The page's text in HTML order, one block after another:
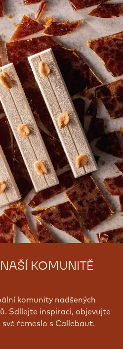
KOMUNITĚ
komunity nadšených
Sdílejte inspiraci, objevujte
řemeslo s Callebaut.